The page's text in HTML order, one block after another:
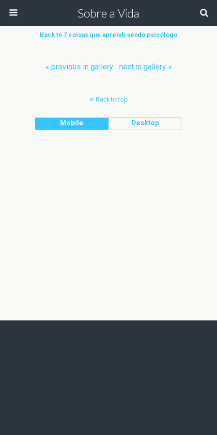
Sobre a Vida
Back to 7 coisas que aprendi sendo psicólogo
« previous in gallery next in gallery »
Back to top
Mobile Desktop